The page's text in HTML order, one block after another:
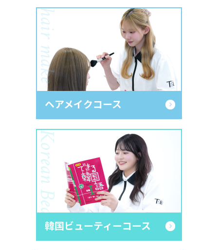
hair make
ヘアメイクコース
Korean Beauty
韓国ビューティーコース